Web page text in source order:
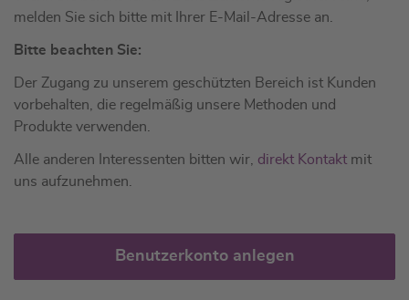
melden Sie sich bitte mit Ihrer E-Mail-Adresse an.
Bitte beachten Sie:
Der Zugang zu unserem geschützten Bereich ist Kunden
vorbehalten, die regelmäßig unsere Methoden und
Produkte verwenden.
Alle anderen Interessenten bitten wir, direkt Kontakt mit
uns aufzunehmen.
Benutzerkonto anlegen